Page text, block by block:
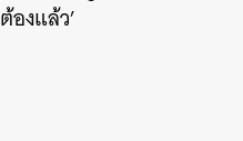
องแล้ว’